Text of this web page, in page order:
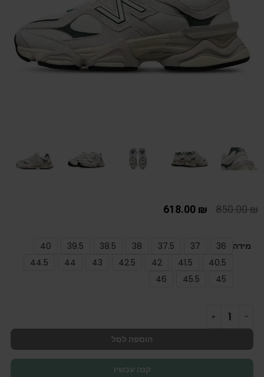
850.00₪
618.00 ₪
מידה 36
37
37.5
38
38.5
39.5
40
40.5
41.5
42
42.5
43
44
44.5
45
45.5
46
הוספה לסל
קנה עכשיו